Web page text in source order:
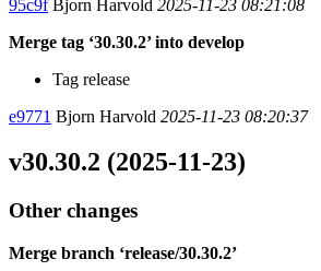
95c9fBjorn Harvold 2025-11-23 08:21:08
Merge tag ‘30.30.2’ into develop
Tag release
e9771 Bjorn Harvold 2025-11-23 08:20:37
v30.30.2 (2025-11-23)
Other changes
Merge branch ‘release/30.30.2’